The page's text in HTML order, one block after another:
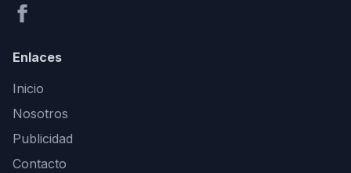
Enlaces
Inicio
Nosotros
Publicidad
Contacto